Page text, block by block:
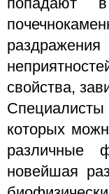
попадают
свойства,
которых
различные
новейшая